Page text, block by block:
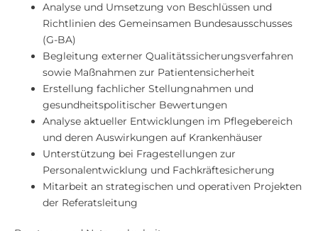
Analyse und Umsetzung von Beschlüssen und
Richtlinien des Gemeinsamen Bundesausschusses
(G-BA)
Begleitung externer Qualitätssicherungsverfahren
sowie Maßnahmen zur Patientensicherheit
Erstellung fachlicher Stellungnahmen und
gesundheitspolitischer Bewertungen
Analyse aktueller Entwicklungen im Pflegebereich
und deren Auswirkungen auf Krankenhäuser
Unterstützung bei Fragestellungen zur
Personalentwicklung und Fachkräftesicherung
Mitarbeit an strategischen und operativen Projekten
der Referatsleitung